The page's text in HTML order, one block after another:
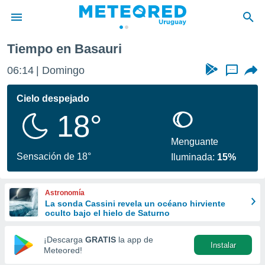
de
ha
calidad.
a este
las
y
forma
digital
basada
Tiempo en Basauri
06:14 Domingo ...
Cielo despejado
18°
Sensación de 18°
Menguante
Iluminada: 15%
Astronomía
La sonda Cassini revela un océano hirviente
oculto bajo el hielo de Saturno
¡Descarga GRATIS la app de
Meteored!
Instalar